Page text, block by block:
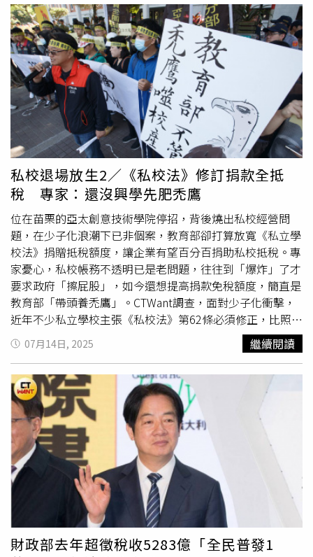
大學覺得我在坐牢」、「原來給人住的宿舍是長這樣」。蔡
英文今天也在Threads分享多張訪視逢甲大學宿舍的照片，
表示「最近爆紅的『逢甲宿舍』，我也去過。」她進一步表
示，自己2019年當總統的時候，為了讓同學們擁有更優質
的住宿環境，投入5年50億元的預算，啟動4項補助，其中
一項就是補助學校新建、整建校內宿舍貸款利息。不僅如
此，政府後續幾年還投入年輕人的「租金補貼」。蔡英文分
享自己訪視逢甲大學宿舍的照片。（圖／翻攝自threads／
tsai_ingwen）總統賴清德上任後，為了縮小公私立大學學
費的差距，實現教育平權，也推動「私立大學學費補助」，
讓就讀私立大學的同學們，可減免學雜費3萬5000元。蔡英
文說，年輕人是台灣未來的希望，「政府將國家資源投入在
年輕人身上，讓大學生住得更舒適，讓年輕人活得更自在，
是我們在過去、現在一直在做的事情。」蔡英文分享自己訪
視逢甲大學宿舍的照片。（圖／翻攝自threads／
tsai_ingwen）最後，蔡英文盛讚，逢甲大學的宿舍「高級
感直接拉滿」，環境也不會輸給文創青旅，有家庭式的宿
舍，還有客廳、廚房。她也希望住進宿舍的同學們，可在她
的串文下留下開箱文，一同分享這份喜悅。蔡英文分享自己
訪視逢甲大學宿舍的照片。（圖／翻攝自threads／
tsai_ingwen）另據逢甲大學官網資訊顯示，校方的學生宿
舍位於福星校區，主要為4人雅房，另有單人、雙人、4人套
房及家庭式宿舍，共計超過3300個床位，房型選擇多元，
滿足不同學生的需求。不同房型房租最低一學期1萬9900
元，最高則為5萬4000元，換算下來月租約為不到4000元至
1萬1000元。
私校退場放生2／《私校法》修訂捐款全抵
稅 專家：還沒興學先肥禿鷹
位在苗栗的亞太創意技術學院停招，背後燒出私校經營問
題，在少子化浪潮下已非個案，教育部卻打算放寬《私立學
校法》捐贈抵稅額度，讓企業有望百分百捐助私校抵稅。專
家憂心，私校帳務不透明已是老問題，往往到「爆炸」了才
要求政府「擦屁股」，如今還想提高捐款免稅額度，簡直是
教育部「帶頭養禿鷹」。CTWant調查，面對少子化衝擊，
近年不少私立學校主張《私校法》第62條必須修正，比照對
公立學校單位的捐贈行為，應讓企業100％作為所得稅列舉
扣除額或列為費用或損失。行政院會則於2024年5月通過由
教育部提出的修正草案，打出「落實公私立捐贈抵稅衡
平」、「提高個人或營利事業大額捐款意願」等口號，希望
無論個人或營利事業，只要對私校捐款者，皆可100％作為
列舉扣除或報稅抵減，比起原先個人25%、企業50%優惠不
少。目前草案已送立法院教育及文化委員會初審，並開始召
開公聽會聽取各方意見，然而在「財團獵校」頻傳之際，不
少教育團體批評，如此全額抵稅卻不見監督與附帶條件，將
成為財團操控私立學校的「神助攻」，根本只是養肥「禿
鷹」。亞太技術學院清算執行長吳威宏指著斑駁的牆面，直
言如今全校被斷水斷電，只能引雨水沖廁所、向鄰戶借電設
定保全系統避免遭竊，他們希望儘速完成清算，找到「下
07月14日, 2025 繼續閱讀
財政部去年超徵稅收5283億「全民普發1